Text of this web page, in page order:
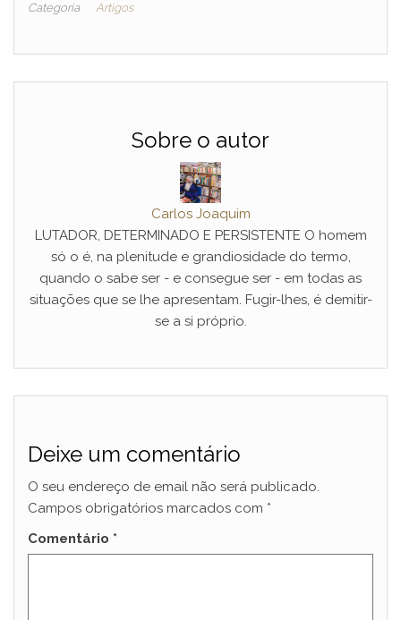
Categoria Artigos
Sobre o autor
Carlos Joaquim
LUTADOR, DETERMINADO E PERSISTENTE O homem
só o é, na plenitude e grandiosidade do termo,
quando o sabe ser - e consegue ser - em todas as
situações que se lhe apresentam. Fugir-lhes, é demitir-
se a si próprio.
Deixe um comentário
O seu endereço de email não será publicado.
Campos obrigatórios marcados com *
Comentário *